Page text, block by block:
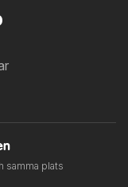
samma plats